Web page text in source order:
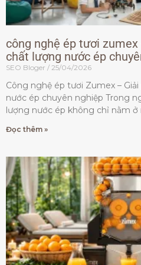
công nghệ ép tươi
chất lượng nước ép
SEO Bloger 25/04/2026
Công nghệ ép tươi Zumex –
nước ép chuyên nghiệp Trong
lượng nước ép không chỉ nằm ở
Đọc thêm »